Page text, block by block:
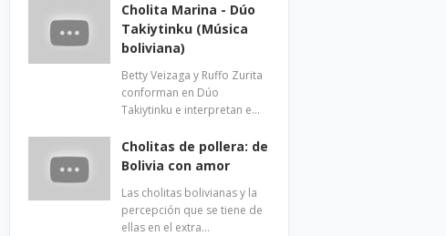
Cholita Marina - Dúo
Takiytinku (Música
boliviana)
Betty Veizaga y Ruffo Zurita
conforman en Dúo
Takiytinku e interpretan e…
Cholitas de pollera: de
Bolivia con amor
Las cholitas bolivianas y la
percepción que se tiene de
ellas en el extra…